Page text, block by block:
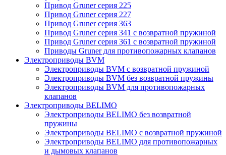
Привод Gruner серия 225
Привод Gruner серия 227
Привод Gruner серия 363
Привод Gruner серия 341 с возвратной пружиной
Привод Gruner серия 361 с возвратной пружиной
Приводы Gruner для противопожарных клапанов
Электроприводы BVM
Электроприводы BVM с возвратной пружиной
Электроприводы BVM без возвратной пружины
Электроприводы BVM для противопожарных
клапанов
Электроприводы BELIMO
Электроприводы BELIMO без возвратной
пружины
Электроприводы BELIMO с возвратной пружиной
Электроприводы BELIMO для противопожарных
и дымовых клапанов